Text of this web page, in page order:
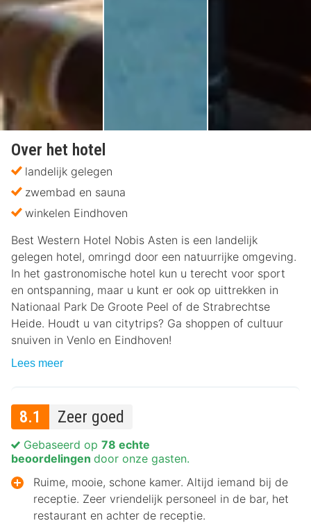
Over het hotel
landelijk gelegen
zwembad en sauna
winkelen Eindhoven
Best Western Hotel Nobis Asten is een landelijk
gelegen hotel, omringd door een natuurrijke omgeving.
In het gastronomische hotel kun u terecht voor sport
en ontspanning, maar u kunt er ook op uittrekken in
Nationaal Park De Groote Peel of de Strabrechtse
Heide. Houdt u van citytrips? Ga shoppen of cultuur
snuiven in Venlo en Eindhoven!
Lees meer
8.1 Zeer goed
Gebaseerd op 78 echte
beoordelingen door onze gasten.
Ruime, mooie, schone kamer. Altijd iemand bij de
receptie. Zeer vriendelijk personeel in de bar, het
restaurant en achter de receptie.